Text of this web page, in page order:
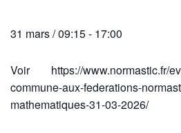
31 mars / 09:15- 17:00
Voir https://www.normastic.fr/
commune-aux-federations-
mathematiques-31-03-2026/